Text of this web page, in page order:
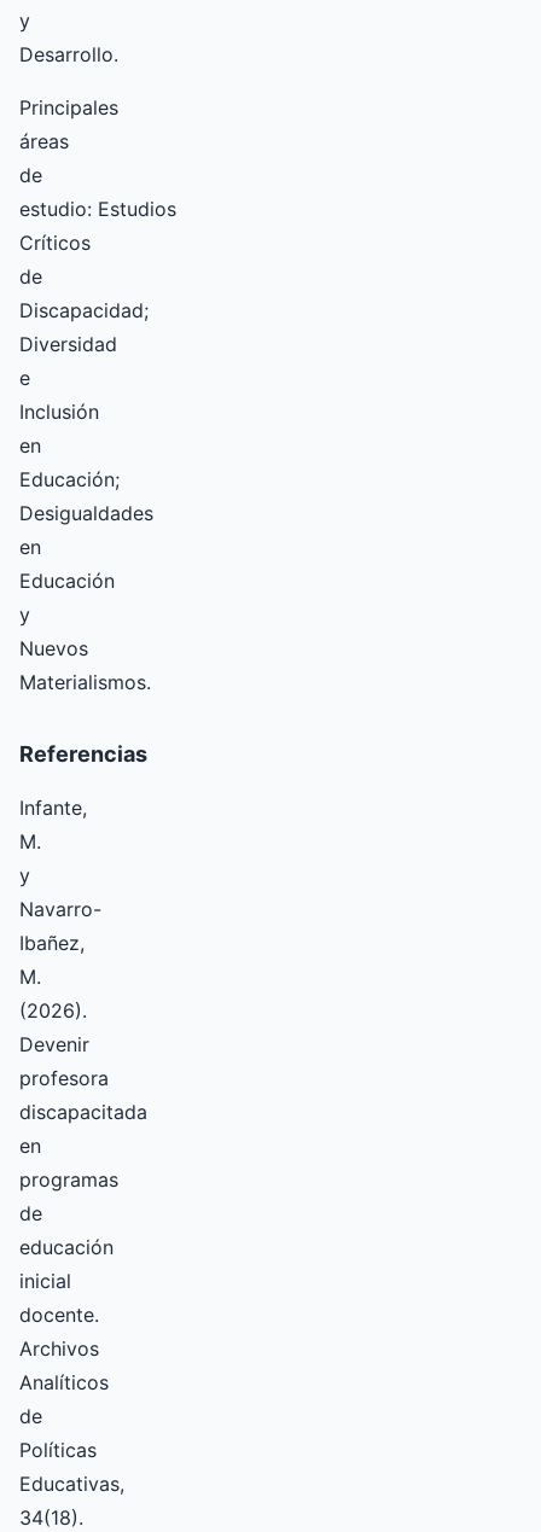
y
Desarrollo.
Principales
áreas
de
estudio: Estudios
Críticos
de
Discapacidad;
Diversidad
e
Inclusión
en
Educación;
Desigualdades
en
Educación
y
Nuevos
Materialismos.
Referencias
Infante,
M.
y
Navarro-
Ibañez,
M.
(2026).
Devenir
profesora
discapacitada
en
programas
de
educación
inicial
docente.
Archivos
Analíticos
de
Políticas
Educativas,
34(18).